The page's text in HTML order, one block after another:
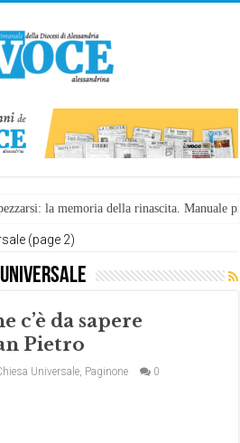
la memoria della rinascita.
(page 2)
c’è da sapere
Pietro
Universale, Paginone 0